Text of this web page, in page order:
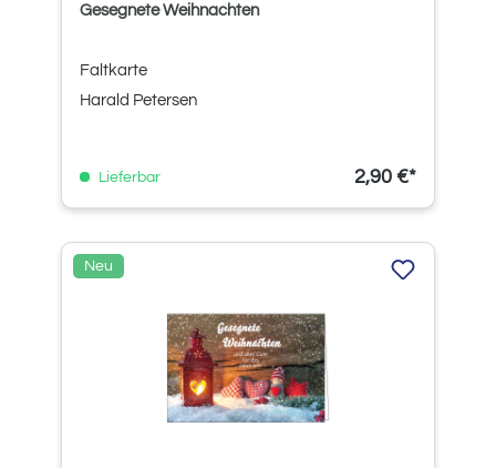
Gesegnete Weihnachten
Faltkarte
Harald Petersen
Lieferbar 2,90 €*
Neu